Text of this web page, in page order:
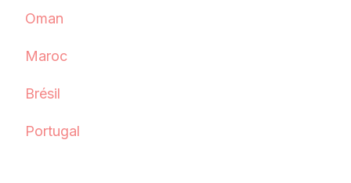
Oman
Maroc
Brésil
Portugal